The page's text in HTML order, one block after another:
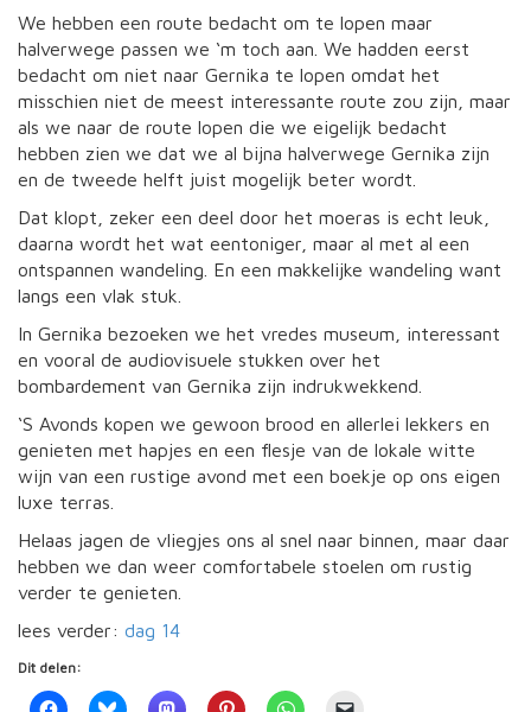
We hebben een route bedacht om te lopen maar
halverwege passen we ‘m toch aan. We hadden eerst
bedacht om niet naar Gernika te lopen omdat het
misschien niet de meest interessante route zou zijn, maar
als we naar de route lopen die we eigelijk bedacht
hebben zien we dat we al bijna halverwege Gernika zijn
en de tweede helft juist mogelijk beter wordt.
Dat klopt, zeker een deel door het moeras is echt leuk,
daarna wordt het wat eentoniger, maar al met al een
ontspannen wandeling. En een makkelijke wandeling want
langs een vlak stuk.
In Gernika bezoeken we het vredes museum, interessant
en vooral de audiovisuele stukken over het
bombardement van Gernika zijn indrukwekkend.
‘S Avonds kopen we gewoon brood en allerlei lekkers en
genieten met hapjes en een flesje van de lokale witte
wijn van een rustige avond met een boekje op ons eigen
luxe terras.
Helaas jagen de vliegjes ons al snel naar binnen, maar daar
hebben we dan weer comfortabele stoelen om rustig
verder te genieten.
lees verder: dag 14
Dit delen: